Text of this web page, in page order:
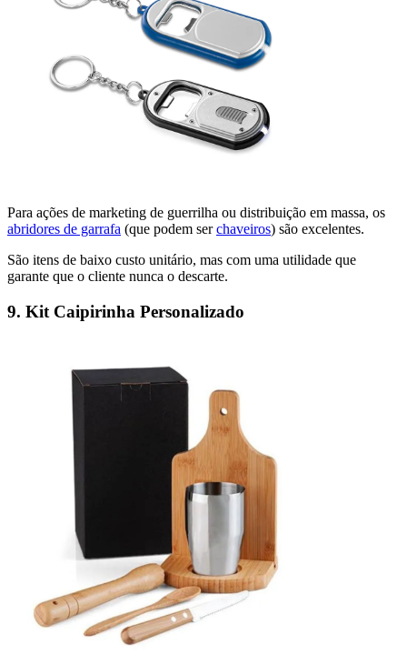
Para ações de marketing de guerrilha ou distribuição em massa, os
abridores de garrafa (que podem serchaveiros) são excelentes.
São itens de baixo custo unitário, mas com uma utilidade que
garante que o cliente nunca o descarte.
9. Kit Caipirinha Personalizado